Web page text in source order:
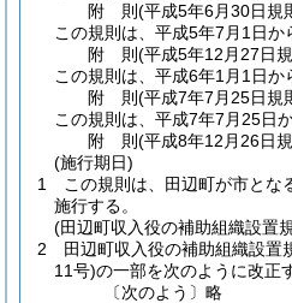
附 則(平成5年6月30日規
この規則は、平成5年7月1日か
附 則(平成5年12月27日
この規則は、平成6年1月1日か
附 則(平成7年7月25日規
この規則は、平成7年7月25日
附 則(平成8年12月26日
(施行期日)
1
この規則は、田辺町が市とな
施行する。
(田辺町収入役の補助組織設置
2
田辺町収入役の補助組織設置
11号)の一部を次のように改正
〔次のよう〕略